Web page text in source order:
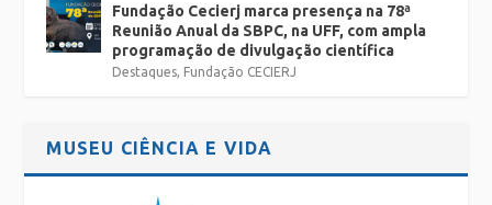
Fundação Cecierj marca presença na 78ª
Reunião Anual da SBPC, na UFF, com ampla
programação de divulgação científica
Destaques, Fundação CECIERJ
MUSEU CIÊNCIA E VIDA